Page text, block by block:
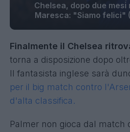
Chelsea, dopo due mesi
Maresca: "Siamo felici"
Finalmente il Chelsea
torna a disposizione dopo
Il fantasista inglese sarà
per il big match contro
d'alta classifica.
Palmer non gioca dal match